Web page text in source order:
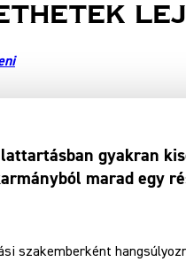
gyakran
marad egy
szakemberként